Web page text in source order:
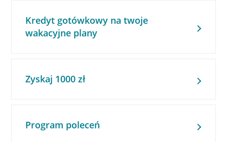
Kredyt gotówkowy na twoje
wakacyjne plany
Zyskaj 1000 zł
Program poleceń